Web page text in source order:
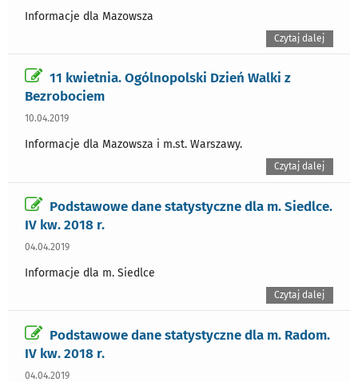
Informacje dla Mazowsza
Czytaj dalej
11 kwietnia. Ogólnopolski Dzień Walki z
Bezrobociem
10.04.2019
Informacje dla Mazowsza i m.st. Warszawy.
Czytaj dalej
Podstawowe dane statystyczne dla m. Siedlce.
IV kw. 2018 r.
04.04.2019
Informacje dla m. Siedlce
Czytaj dalej
Podstawowe dane statystyczne dla m. Radom.
IV kw. 2018 r.
04.04.2019